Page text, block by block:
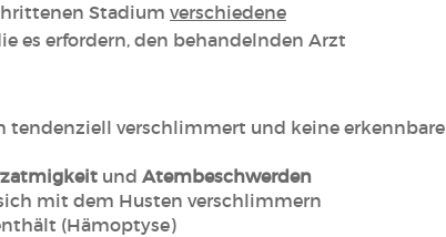
Stadium verschiedene
es erfordern, den behandelnden Arzt
tendenziell verschlimmert und keine erkennbare
und Atembeschwerden
mit dem Husten verschlimmern
(Hämoptyse)